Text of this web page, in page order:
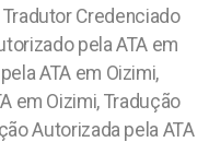
Credenciado
pela ATA em
ATA em Oizimi,
em Oizimi, Tradução
Autorizada pela ATA